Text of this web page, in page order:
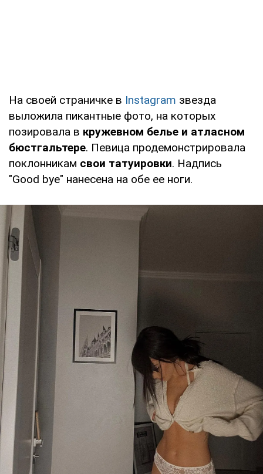
На своей страничке в Instagram звезда
выложила пикантные фото, на которых
позировала в кружевном белье и атласном
бюстгальтере. Певица продемонстрировала
поклонникам свои татуировки. Надпись
"Good bye" нанесена на обе ее ноги.